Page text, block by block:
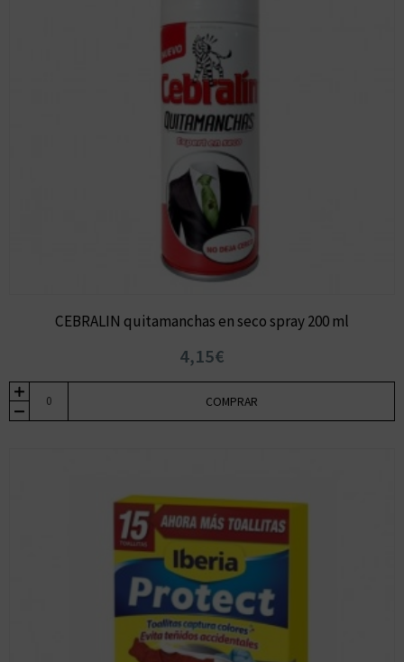
CEBRALIN quitamanchas en seco spray 200 ml
4,15€
COMPRAR